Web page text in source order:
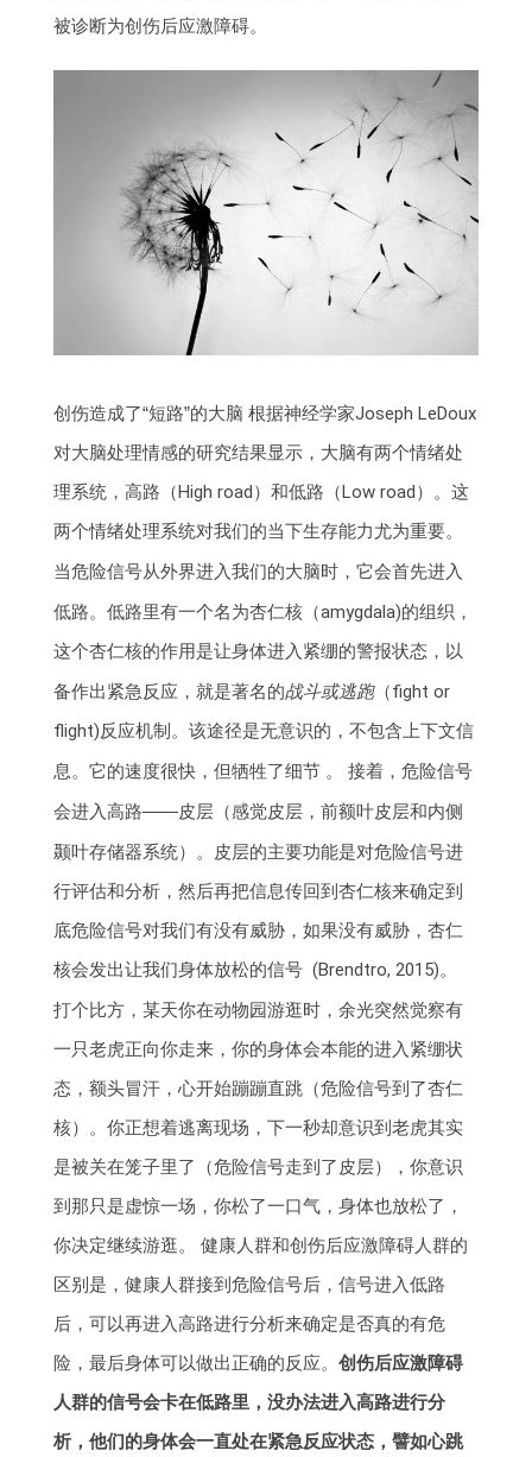
被诊断为创伤后应激障碍。
创伤造成了“短路”的大脑 根据神经学家Joseph LeDoux
对大脑处理情感的研究结果显示，大脑有两个情绪处
理系统，高路（High road）和低路（Low road）。这
两个情绪处理系统对我们的当下生存能力尤为重要。
当危险信号从外界进入我们的大脑时，它会首先进入
低路。低路里有一个名为杏仁核（amygdala)的组织，
这个杏仁核的作用是让身体进入紧绷的警报状态，以
备作出紧急反应，就是著名的战斗或逃跑（fight or
flight)反应机制。该途径是无意识的，不包含上下文信
息。它的速度很快，但牺牲了细节 。 接着，危险信号
会进入高路——皮层（感觉皮层，前额叶皮层和内侧
颞叶存储器系统）
。皮层的主要功能是对危险信号进
行评估和分析，然后再把信息传回到杏仁核来确定到
底危险信号对我们有没有威胁，如果没有威胁，杏仁
核会发出让我们身体放松的信号 (Brendtro, 2015)。
打个比方，某天你在动物园游逛时，余光突然觉察有
一只老虎正向你走来，你的身体会本能的进入紧绷状
态，额头冒汗，心开始蹦蹦直跳（危险信号到了杏仁
核）。你正想着逃离现场，下一秒却意识到老虎其实
是被关在笼子里了（危险信号走到了皮层），你意识
到那只是虚惊一场，你松了一口气，身体也放松了，
你决定继续游逛。 健康人群和创伤后应激障碍人群的
区别是，健康人群接到危险信号后，信号进入低路
后，可以再进入高路进行分析来确定是否真的有危
险，最后身体可以做出正确的反应。 创伤后应激障碍
人群的信号会卡在低路里，没办法进入高路进行分
析，他们的身体会一直处在紧急反应状态，譬如心跳